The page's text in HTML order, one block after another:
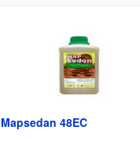
Mapsedan 48EC